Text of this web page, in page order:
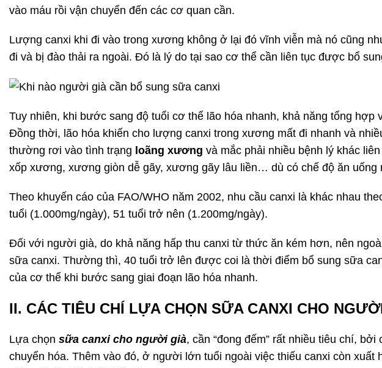
vào máu rồi vận chuyển đến các cơ quan cần.
Lượng canxi khi đi vào trong xương không ở lại đó vĩnh viễn mà nó cũng
đi và bị đào thải ra ngoài. Đó là lý do tại sao cơ thể cần liên tục được bổ
Tuy nhiên, khi bước sang độ tuổi cơ thể lão hóa nhanh, khả năng tổng hợp
Đồng thời, lão hóa khiến cho lượng canxi trong xương mất đi nhanh và
thường rơi vào tình trạng loãng xương và mắc phải nhiều bệnh lý khác
xốp xương, xương giòn dễ gãy, xương gãy lâu liền… dù có chế độ ăn uống
Theo khuyến cáo của FAO/WHO năm 2002, nhu cầu canxi là khác nhau
tuổi (1.000mg/ngày), 51 tuổi trở nên (1.200mg/ngày).
Đối với người già, do khả năng hấp thu canxi từ thức ăn kém hơn, nên
sữa canxi. Thường thì, 40 tuổi trở lên được coi là thời điểm bổ sung sữa
của cơ thể khi bước sang giai đoạn lão hóa nhanh.
II. CÁC TIÊU CHÍ LỰA CHỌN SỮA CANXI CHO
Lựa chọn sữa canxi cho người già, cần “đong đếm” rất nhiều tiêu chí,
chuyển hóa. Thêm vào đó, ở người lớn tuổi ngoài việc thiếu canxi còn xuất